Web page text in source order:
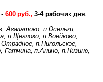
- 600 руб., 3-4 рабочих дня.
Агалатово, п.Осельки,
п.Щеглово, п.Воейково,
п.Никольское,
Гатчина, п.Анино, п.Низино,